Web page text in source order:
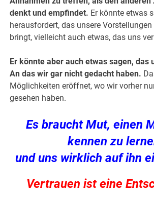
denkt und empfindet. Er könnte etwas
herausfordert, das unsere
bringt, vielleicht auch etwas, das uns
Er könnte aber auch etwas sagen, das
An das wir gar nicht gedacht haben.
Möglichkeiten eröffnet, wo wir vorher
gesehen haben.
Es braucht Mut, einen
kennen zu
unduns wirklich auf ihn
Vertrauen ist eine